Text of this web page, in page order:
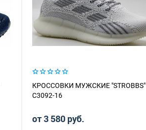
КРОССОВКИ МУЖСКИЕ "STROBBS"
C3092-16
от 3 580 руб.